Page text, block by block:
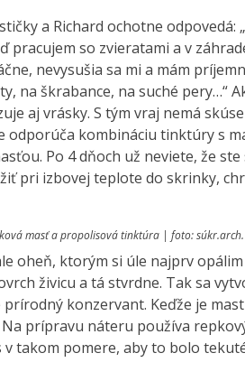
a Richard ochotne
pracujem so zvieratami a v
nevysušia sa mi a mám
na škrabance, na suché pery…“
aj vrásky. S tým vraj nemá
odporúča kombináciu tinktúry s
Po 4 dňoch už neviete, že
pri izbovej teplote do skrinky,
masť a propolisová tinktúra | foto: súkr.arch.
oheň, ktorým si úle najprv
živicu a tá stvrdne. Tak sa
konzervant. Keďže je
Na prípravu náteru používa
takom pomere, aby to bolo